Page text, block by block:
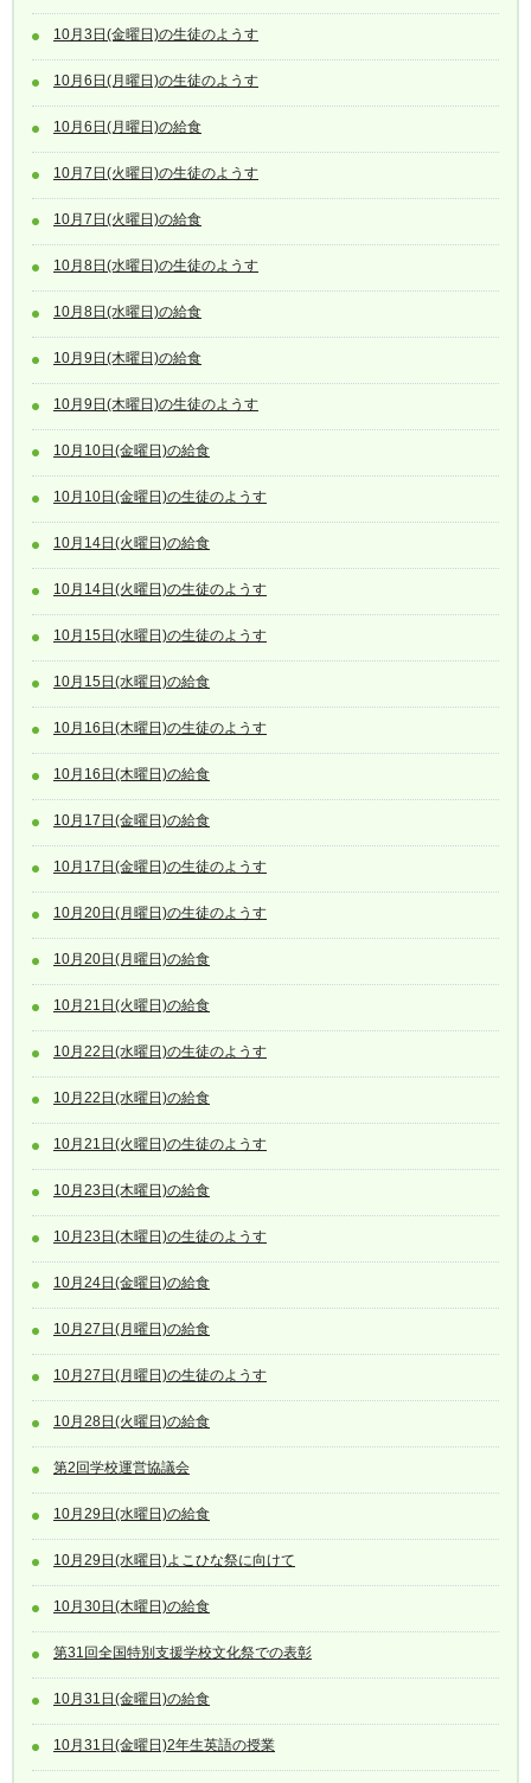
10月3日(金曜日)の生徒のようす
10月6日(月曜日)の生徒のようす
10月6日(月曜日)の給食
10月7日(火曜日)の生徒のようす
10月7日(火曜日)の給食
10月8日(水曜日)の生徒のようす
10月8日(水曜日)の給食
10月9日(木曜日)の給食
10月9日(木曜日)の生徒のようす
10月10日(金曜日)の給食
10月10日(金曜日)の生徒のようす
10月14日(火曜日)の給食
10月14日(火曜日)の生徒のようす
10月15日(水曜日)の生徒のようす
10月15日(水曜日)の給食
10月16日(木曜日)の生徒のようす
10月16日(木曜日)の給食
10月17日(金曜日)の給食
10月17日(金曜日)の生徒のようす
10月20日(月曜日)の生徒のようす
10月20日(月曜日)の給食
10月21日(火曜日)の給食
10月22日(水曜日)の生徒のようす
10月22日(水曜日)の給食
10月21日(火曜日)の生徒のようす
10月23日(木曜日)の給食
10月23日(木曜日)の生徒のようす
10月24日(金曜日)の給食
10月27日(月曜日)の給食
10月27日(月曜日)の生徒のようす
10月28日(火曜日)の給食
第2回学校運営協議会
10月29日(水曜日)の給食
10月29日(水曜日)よこひな祭に向けて
10月30日(木曜日)の給食
第31回全国特別支援学校文化祭での表彰
10月31日(金曜日)の給食
10月31日(金曜日)2年生英語の授業